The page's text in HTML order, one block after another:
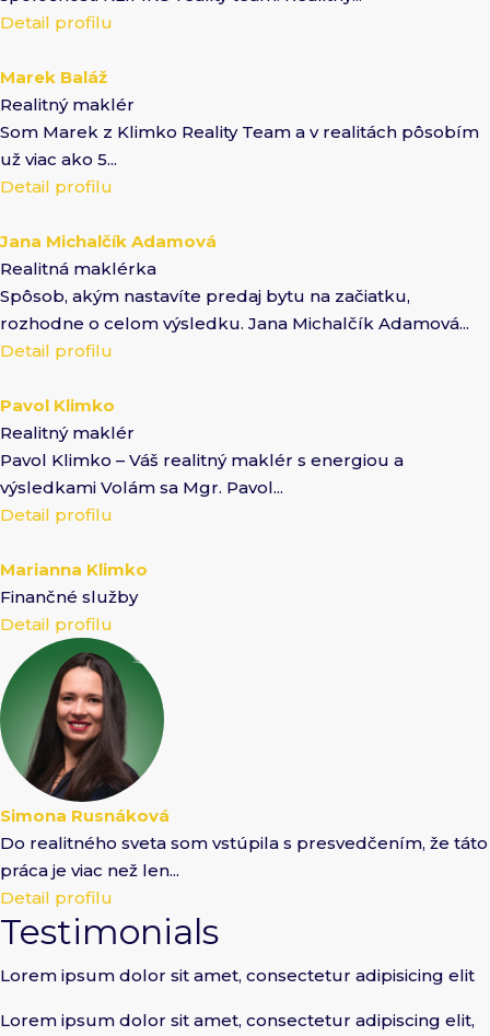
Detail profilu
Marek Baláž
Realitný maklér
Som Marek z Klimko Reality Team a v realitách pôsobím
už viac ako 5...
Detail profilu
Jana Michalčík Adamová
Realitná maklérka
Spôsob, akým nastavíte predaj bytu na začiatku,
rozhodne o celom výsledku. Jana Michalčík Adamová...
Detail profilu
Pavol Klimko
Realitný maklér
Pavol Klimko – Váš realitný maklér s energiou a
výsledkami Volám sa Mgr. Pavol...
Detail profilu
Marianna Klimko
Finančné služby
Detail profilu
Simona Rusnáková
Do realitného sveta som vstúpila s presvedčením, že táto
práca je viac než len...
Detail profilu
Testimonials
Lorem ipsum dolor sit amet, consectetur adipisicing elit
Lorem ipsum dolor sit amet, consectetur adipiscing elit,